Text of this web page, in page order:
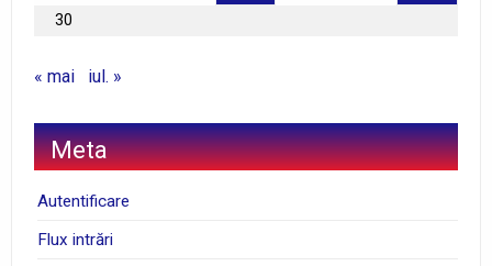
30
« mai iul. »
Meta
Autentificare
Flux intrări